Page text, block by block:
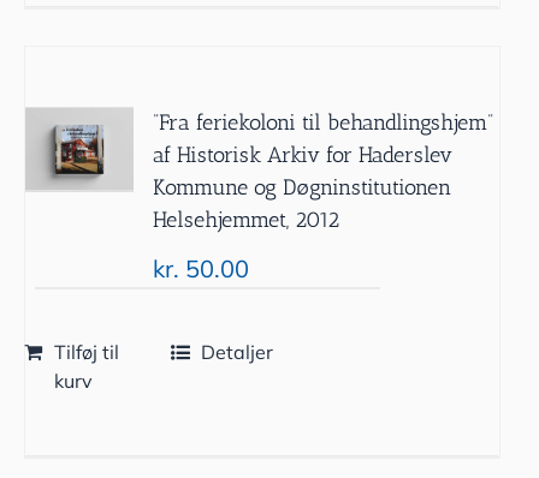
”Fra feriekoloni til behandlingshjem”
af Historisk Arkiv for Haderslev
Kommune og Døgninstitutionen
Helsehjemmet, 2012
kr. 50.00
Tilføj til
kurv
Detaljer